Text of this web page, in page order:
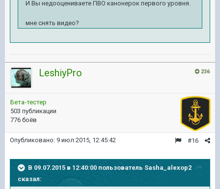
И Вы недооцениваете ПВО канонерок первого уровня.
мне снять видео?
236
LeshiyPro
Бета-тестер
503 публикации
776 боёв
#16
Опубликовано: 9 июл 2015, 12:45:42
В 09.07.2015 в 12:40:00 пользователь Sasha_alexop2
сказал: